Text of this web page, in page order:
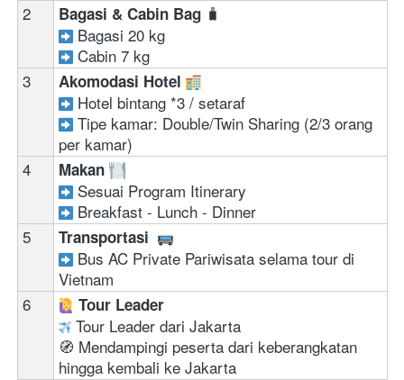
2
Bagasi & Cabin Bag 🧳
Bagasi 20 kg
Cabin 7 kg
3
Akomodasi Hotel
Hotel bintang *3 / setaraf
Tipe kamar: Double/Twin Sharing (2/3 orang
per kamar)
4
Makan
Sesuai Program Itinerary
Breakfast - Lunch - Dinner
5
Transportasi
Bus AC Private Pariwisata selama tour di
Vietnam
6
Tour Leader
Tour Leader dari Jakarta
🧭 Mendampingi peserta dari keberangkatan
hingga kembali ke Jakarta